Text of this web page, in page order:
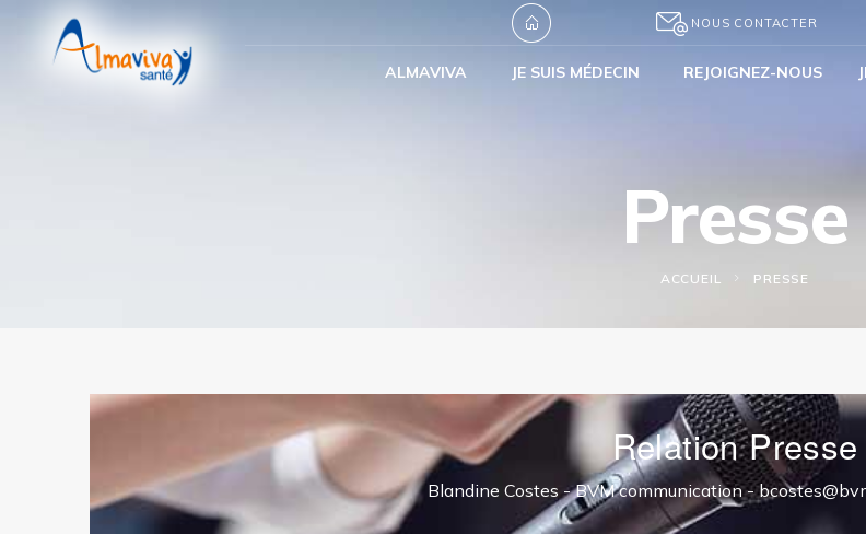
NOUS CONTACTER
ALMAVIVA JE SUIS MÉDECIN REJOIGNEZ-NOUS
Presse
ACCUEIL PRESSE
Relation Presse
Blandine Costes - BVM communication -
Panneau de gestion des cookies